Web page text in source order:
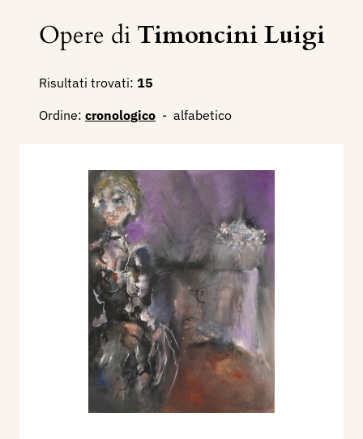
Opere di Timoncini Luigi
Risultati trovati: 15
Ordine: cronologico - alfabetico